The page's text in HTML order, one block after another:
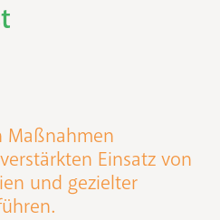
Maßnahmen
Einsatz von
und gezielter